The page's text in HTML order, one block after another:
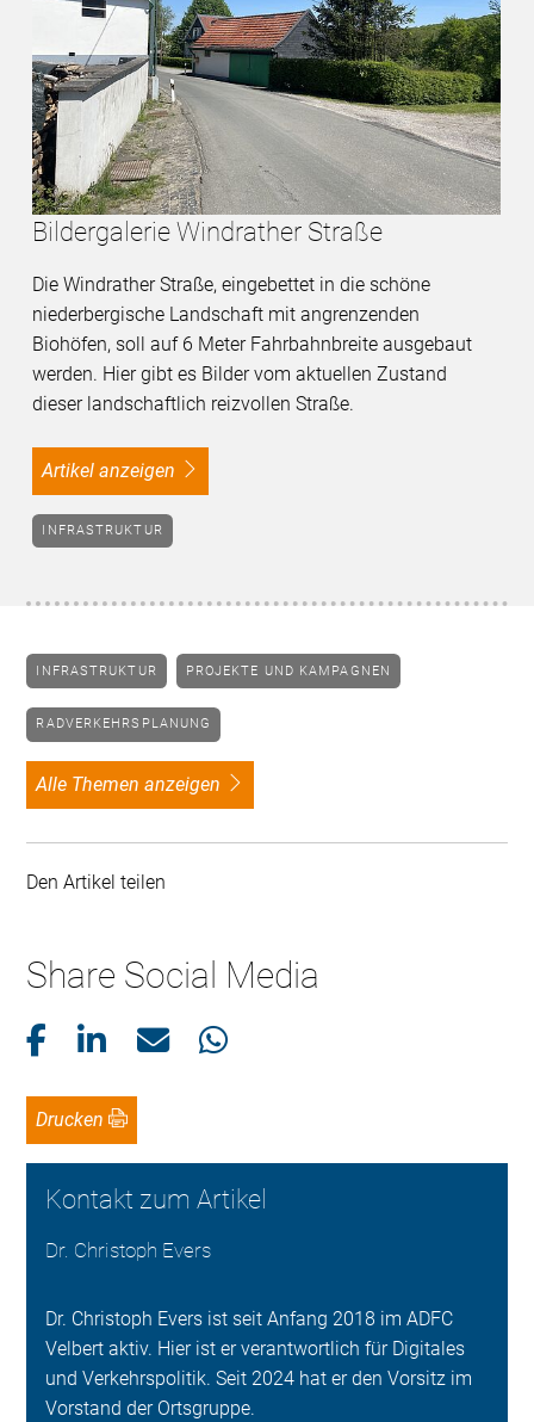
Bildergalerie Windrather Straße
Die Windrather Straße, eingebettet in die schöne
niederbergische Landschaft mit angrenzenden
Biohöfen, soll auf 6 Meter Fahrbahnbreite ausgebaut
werden. Hier gibt es Bilder vom aktuellen Zustand
dieser landschaftlich reizvollen Straße.
Artikel anzeigen
INFRASTRUKTUR
INFRASTRUKTUR PROJEKTE UND KAMPAGNEN
RADVERKEHRSPLANUNG
alle Themen anzeigen
Den Artikel teilen
Share Social Media
Drucken
Kontakt zum Artikel
Dr. Christoph Evers
Dr. Christoph Evers ist seit Anfang 2018 im ADFC
Velbert aktiv. Hier ist er verantwortlich für Digitales
und Verkehrspolitik. Seit 2024 hat er den Vorsitz im
Vorstand der Ortsgruppe.